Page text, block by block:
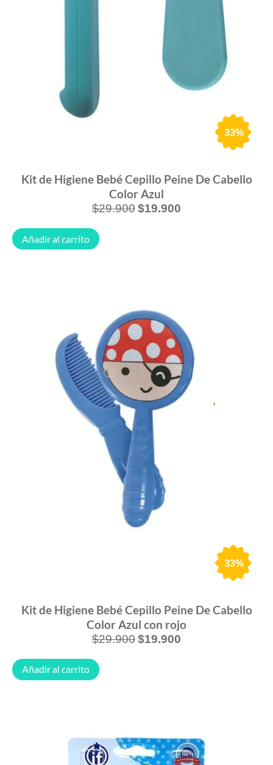
33%
Kit de Higiene Bebé Cepillo Peine De Cabello
Color Azul
$29.900$19.900
Añadir al carrito
33%
Kit de Higiene Bebé Cepillo Peine De Cabello
Color Azul con rojo
$29.900$19.900
Añadir al carrito